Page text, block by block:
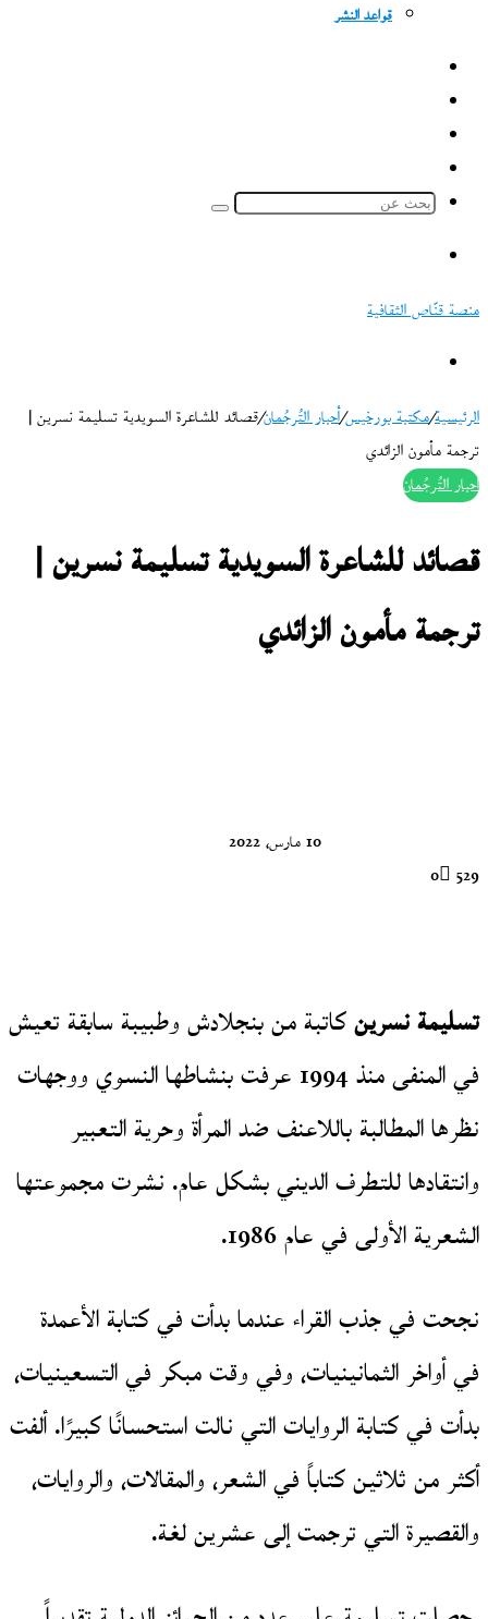
قواعد النشر
الموقع
منصة قنّاص الثقافية
الرئيسية/مكتبة بورخيس/أحبار التُرجُمان/قصائد للشاعرة السويدية تسليمة نسرين |
ترجمة مأمون الزائدي
أحبار التُرجُمان
قصائد للشاعرة السويدية تسليمة نسرين |
ترجمة مأمون الزائدي
10 مارس، 2022
0 529
تسليمة نسرينكاتبة من بنجلادش وطبيبة سابقة تعيش
في المنفى منذ 1994 عرفت بنشاطها النسوي ووجهات
نظرها المطالبة باللاعنف ضد المرأة وحرية التعبير
وانتقادها للتطرف الديني بشكل عام. نشرت مجموعتها
الشعرية الأولى في عام 1986.
نجحت في جذب القراء عندما بدأت في كتابة الأعمدة
في أواخر الثمانينيات، وفي وقت مبكر في التسعينيات،
بدأت في كتابة الروايات التي نالت استحسانًا كبيرًا. ألفت
أكثر من ثلاثين كتاباً في الشعر، والمقالات، والروايات،
والقصيرة التي ترجمت إلى عشرين لغة.